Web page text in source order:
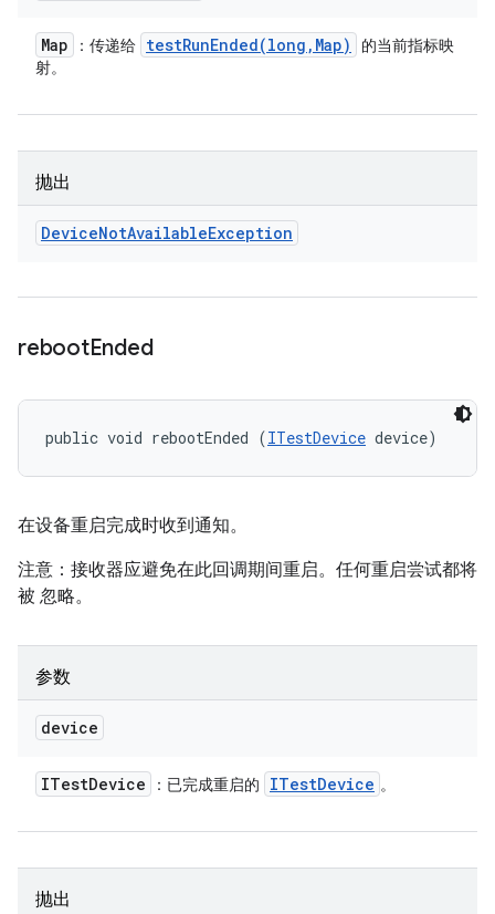
Map ：传递给 testRunEnded(long , Map)
的当前指标映
射。
抛出
DeviceNotAvailableException
rebootEnded
public void rebootEnded (ITestDevice device)
在设备重启完成时收到通知。
注意：接收器应避免在此回调期间重启。任何重启尝试都将
被 忽略。
参数
device
ITestDevice ：已完成重启的 ITestDevice 。
抛出